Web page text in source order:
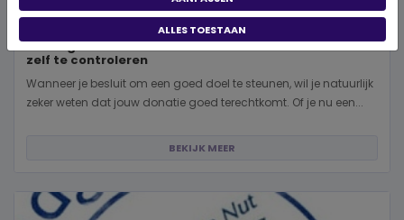
Is een goed doel betrouwbaar? 5 manieren om dit
zelf te controleren
Wanneer je besluit om een goed doel te steunen, wil je natuurlijk
zeker weten dat jouw donatie goed terechtkomt. Of je nu een...
BEKIJK MEER
ALLES TOESTAAN